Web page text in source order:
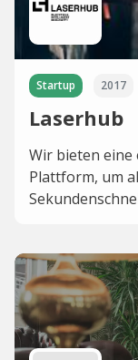
Startup 2017
Laserhub
Wir bieten eine
Plattform, um